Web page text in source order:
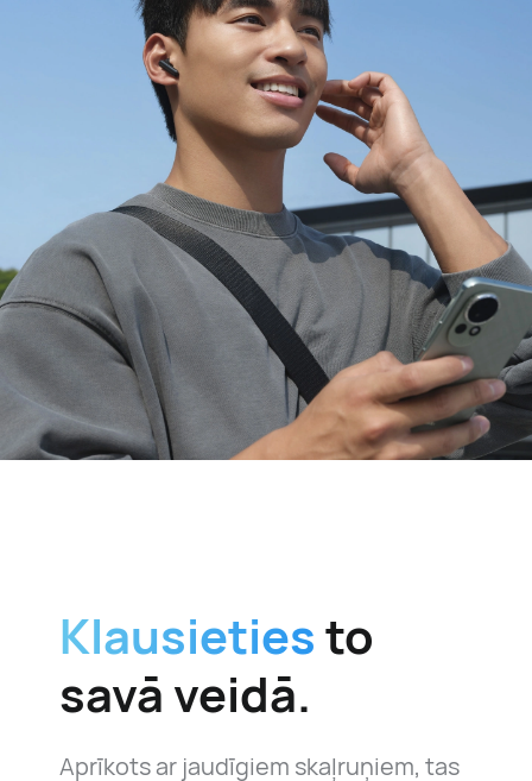
Klausietiesto
savā veidā.
Aprīkots ar jaudīgiem skaļruņiem, tas